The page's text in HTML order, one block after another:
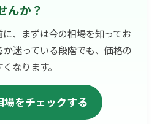
んか？
、まずは今の相場を知ってお
か迷っている段階でも、価格の
なります。
場をチェックする